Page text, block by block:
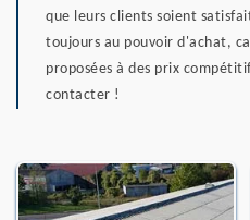
que leurs clients soient
toujours au pouvoir d'achat,
proposées à des prix
contacter !